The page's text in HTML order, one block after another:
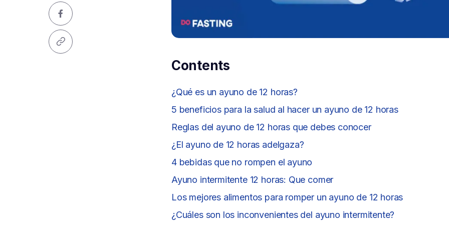
Contents
¿Qué es un ayuno de 12 horas?
5 beneficios para la salud al hacer un ayuno de 12 horas
Reglas del ayuno de 12 horas que debes conocer
¿El ayuno de 12 horas adelgaza?
4 bebidas que no rompen el ayuno
Ayuno intermitente 12 horas: Que comer
Los mejores alimentos para romper un ayuno de 12 horas
¿Cuáles son los inconvenientes del ayuno intermitente?